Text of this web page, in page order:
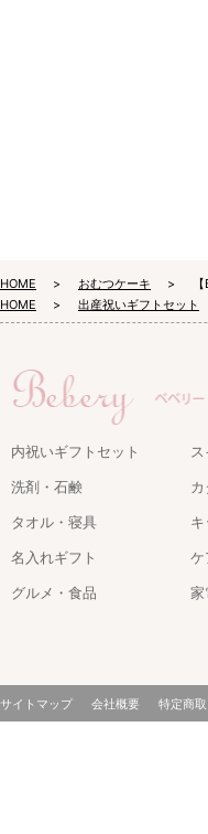
HOME おむつケーキ
HOME
出産祝いギフトセット
内祝いギフトセット
洗剤・石鹸
タオル・寝具
名入れギフト
ケ
グルメ・食品
家
サイトマップ 会社概要 特定商